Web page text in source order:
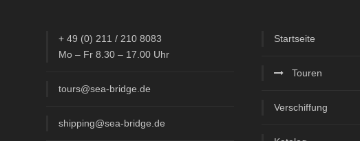
+ 49 (0) 211 / 210 8083
Mo – Fr 8.30 – 17.00 Uhr
tours@sea-bridge.de
shipping@sea-bridge.de
Startseite
Touren
Verschiffung